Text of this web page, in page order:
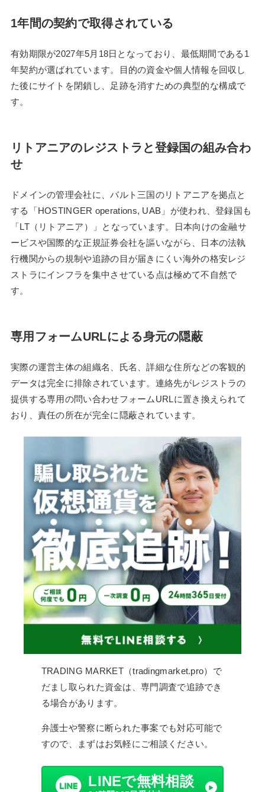
1年間の契約で取得されている
有効期限が2027年5月18日となっており、最低期間である1
年契約が選ばれています。目的の資金や個人情報を回収し
た後にサイトを閉鎖し、足跡を消すための典型的な構成で
す。
リトアニアのレジストラと登録国の組み合わ
せ
ドメインの管理会社に、バルト三国のリトアニアを拠点と
する「HOSTINGER operations, UAB」が使われ、登録国も
「LT（リトアニア）」となっています。日本向けの金融サ
ービスや国際的な正規証券会社を謳いながら、日本の法執
行機関からの規制や追跡の目が届きにくい海外の格安レジ
ストラにインフラを集中させている点は極めて不自然で
す。
専用フォームURLによる身元の隠蔽
実際の運営主体の組織名、氏名、詳細な住所などの客観的
データは完全に排除されています。連絡先がレジストラの
提供する専用の問い合わせフォームURLに置き換えられて
おり、責任の所在が完全に隠蔽されています。
TRADING MARKET（tradingmarket.pro）で
だまし取られた資金は、専門調査で追跡でき
る場合があります。
弁護士や警察に断られた事案でも対応可能で
すので、まずはお気軽にご相談ください。
LINEで無料相談